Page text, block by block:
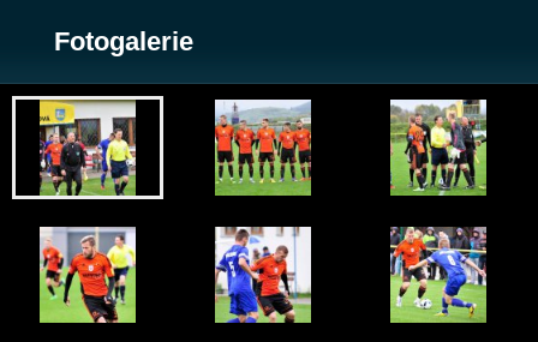
Zobrazit galerii
Fotogalerie